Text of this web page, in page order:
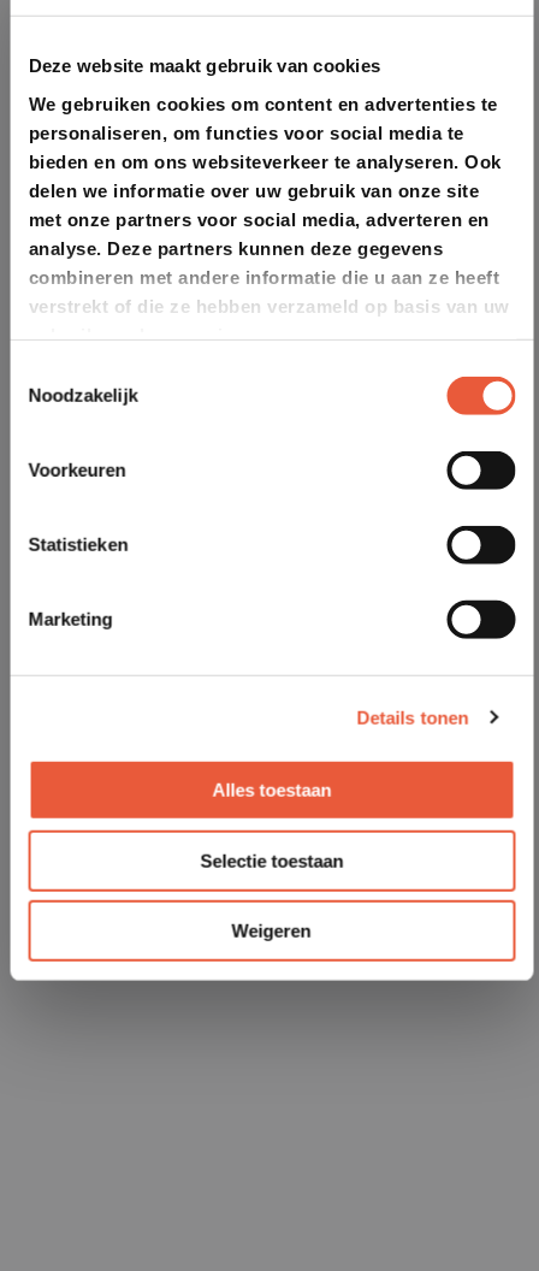
Deze website maakt gebruik van cookies
We gebruiken cookies om content en advertenties te
personaliseren, om functies voor social media te
bieden en om ons websiteverkeer te analyseren. Ook
delen we informatie over uw gebruik van onze site
met onze partners voor social media, adverteren en
analyse. Deze partners kunnen deze gegevens
combineren met andere informatie die u aan ze heeft
verstrekt of die ze hebben verzameld op basis van uw
Noodzakelijk
Voorkeuren
Statistieken
Marketing
Details tonen
Alles toestaan
Selectie toestaan
Weigeren